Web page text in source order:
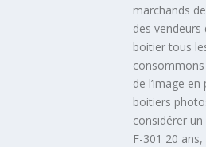
marchands
des
boitier tous
consommons
de l’image
boitiers
considérer
F-301 20